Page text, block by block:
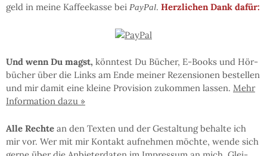
geld in mei­ne Kaf­fee­kas­se bei PayPal. Herz­li­chen Dank dafür:
Und wenn Du magst, könn­test Du Bü­cher, E-Books und Hör­
bü­cher über die Links am En­de mei­ner Re­zen­sio­nen be­stel­len
und mir da­mit eine klei­ne Pro­vi­sion zu­kom­men las­sen. Mehr
In­for­ma­tion da­zu »
Al­le Rech­te an den Tex­ten und der Ge­stal­tung be­hal­te ich
mir vor. Wer mit mir Kon­takt auf­neh­men möchte, wen­de sich